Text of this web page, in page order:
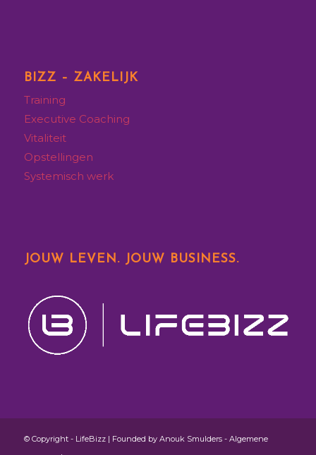
BIZZ – ZAKELIJK
Training
Executive Coaching
Vitaliteit
Opstellingen
Systemisch werk
JOUW LEVEN. JOUW BUSINESS.
© Copyright - LifeBizz | Founded by Anouk Smulders - Algemene